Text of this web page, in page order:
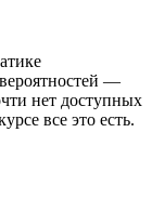
—
нет доступных
все это есть.